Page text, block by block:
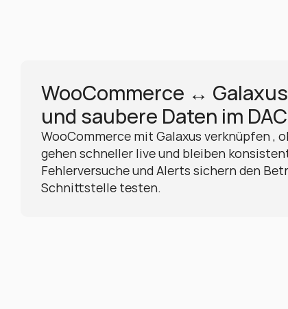
WooCommerce ↔
und saubere Daten im
WooCommerce mit Galaxus verknüpfen ,
gehen schneller live und bleiben
Fehlerversuche und Alerts sichern den
Schnittstelle testen.